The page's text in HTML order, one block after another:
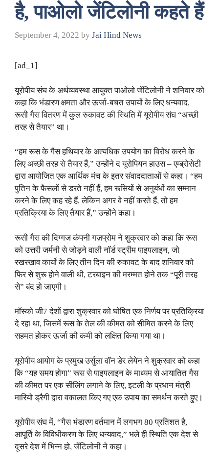
है, पाओलो जेंटिलोनी कहते हैं
September 4, 2022 by Jai Hind News
[ad_1]
यूरोपीय संघ के अर्थव्यवस्था आयुक्त पाओलो जेंटिलोनी ने शनिवार को
कहा कि भंडारण क्षमता और ऊर्जा-बचत उपायों के लिए धन्यवाद,
रूसी गैस वितरण में कुल रुकावट की स्थिति में यूरोपीय संघ “अच्छी
तरह से तैयार” था।
“हम रूस के गैस हथियार के अत्यधिक उपयोग का विरोध करने के
लिए अच्छी तरह से तैयार हैं,” उन्होंने द यूरोपियन हाउस – एम्ब्रोसेटी
द्वारा आयोजित एक आर्थिक मंच के इतर संवाददाताओं से कहा। “हम
पुतिन के फैसलों से डरते नहीं हैं, हम रूसियों से अनुबंधों का सम्मान
करने के लिए कह रहे हैं, लेकिन अगर वे नहीं करते हैं, तो हम
प्रतिक्रिया के लिए तैयार हैं,” उन्होंने कहा।
रूसी गैस की दिग्गज कंपनी गज़प्रोम ने शुक्रवार को कहा कि रूस
को उत्तरी जर्मनी से जोड़ने वाली नॉर्ड स्ट्रीम पाइपलाइन, जो
रखरखाव कार्यों के लिए तीन दिन की रुकावट के बाद शनिवार को
फिर से शुरू होने वाली थी, टरबाइन की मरम्मत होने तक “पूरी तरह
से” बंद हो जाएगी।
मॉस्को जी7 देशों द्वारा शुक्रवार को घोषित एक निर्णय पर प्रतिक्रिया
दे रहा था, जिसमें रूस के तेल की कीमत को सीमित करने के लिए
सहमत होकर ऊर्जा की कमी को लक्षित किया गया था।
यूरोपीय आयोग के प्रमुख उर्सुला वॉन डेर लेयेन ने शुक्रवार को कहा
कि “यह समय होगा” रूस से पाइपलाइन के माध्यम से आयातित गैस
की कीमत पर एक सीलिंग लगाने के लिए, इटली के प्रधान मंत्री
मारियो ड्रैगी द्वारा वकालत किए गए एक उपाय का समर्थन करते हुए।
यूरोपीय संघ में, “गैस भंडारण वर्तमान में लगभग 80 प्रतिशत है,
आपूर्ति के विविधीकरण के लिए धन्यवाद,” भले ही स्थिति एक देश से
दूसरे देश में भिन्न हो, जेंटिलोनी ने कहा।